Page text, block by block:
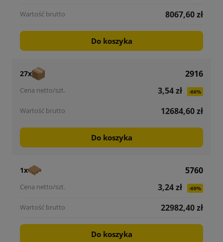
8067,60 zł
Do koszyka
27x
2916
3,54 zł
-66%
12684,60 zł
Do koszyka
1x
5760
3,24 zł
-69%
22982,40 zł
Do koszyka